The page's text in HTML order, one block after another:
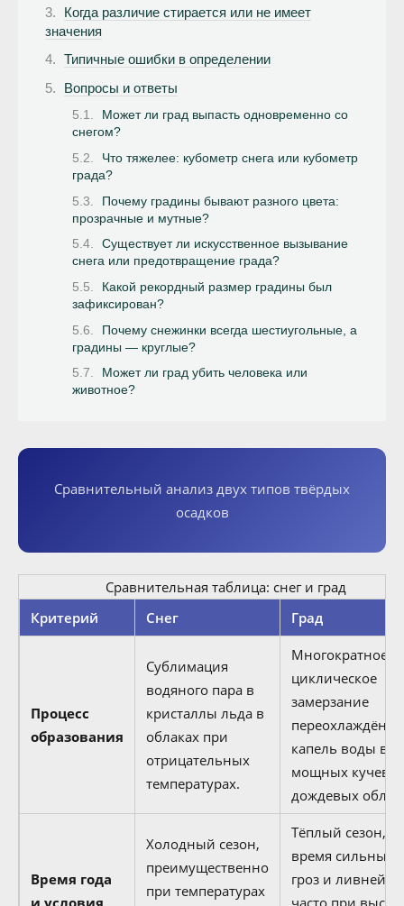
Когда различие стирается или не имеет
значения
Типичные ошибки в определении
Вопросы и ответы
Может ли град выпасть одновременно со
снегом?
Что тяжелее: кубометр снега или кубометр
града?
Почему градины бывают разного цвета:
прозрачные и мутные?
Существует ли искусственное вызывание
снега или предотвращение града?
Какой рекордный размер градины был
зафиксирован?
Почему снежинки всегда шестиугольные, а
градины — круглые?
Может ли град убить человека или
животное?
Сравнительный анализ двух типов твёрдых
осадков
Сравнительная таблица: снег и град
Критерий
Снег Град
Процесс
образования
Сублимация
водяного пара в
кристаллы льда в
облаках при
отрицательных
температурах.
Многократное
циклическое
замерзание
капель воды в
мощных кучево-
дождевых
Время года
и условия
Холодный сезон,
преимущественно
при температурах
Тёплый сезон,
время сильных
гроз и ливней,
часто при